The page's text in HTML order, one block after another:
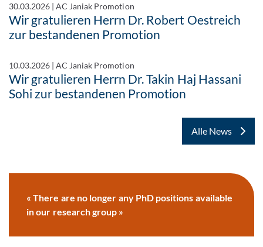
30.03.2026 |AC Janiak Promotion
Wir gratulieren Herrn Dr. Robert Oestreich
zur bestandenen Promotion
10.03.2026 |AC Janiak Promotion
Wir gratulieren Herrn Dr. Takin Haj Hassani
Sohi zur bestandenen Promotion
Alle News
« There are no longer any PhD positions available
in our research group »